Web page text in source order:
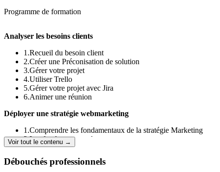
Programme de formation
Analyser les besoins clients
1.Recueil du besoin client
2.Créer une Préconisation de solution
3.Gérer votre projet
4.Utiliser Trello
5.Gérer votre projet avec Jira
6.Animer une réunion
Déployer une stratégie webmarketing
1.Comprendre les fondamentaux de la stratégie Marketing
2.Les fondamentaux des personas
3.Google Analytics
4.Facebook Business Manager
5.Améliorer le positionnement de son site Web
Voir tout le contenu →
Débouchés professionnels